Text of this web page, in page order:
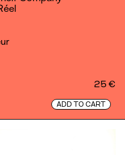
25 €
ADD TO CART